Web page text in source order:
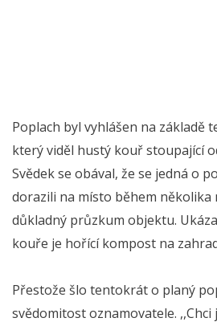
Poplach byl vyhlášen na základě
který viděl hustý kouř stoupající
Svědek se obával, že se jedná o
dorazili na místo během několika
důkladný průzkum objektu.
kouře je hořící kompost na
Přestože šlo tentokrát o planý
svědomitost oznamovatele.